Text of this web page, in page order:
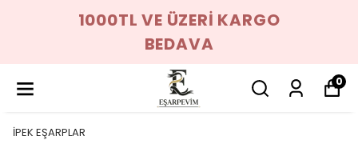
1000TL VE ÜZERİ KARGO
BEDAVA
0
İPEK EŞARPLAR